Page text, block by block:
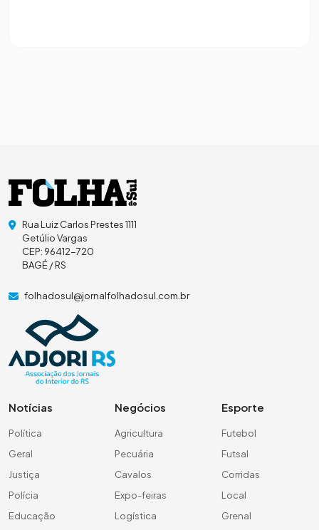
Rua Luiz Carlos Prestes 1111
Getúlio Vargas
CEP: 96412-720
BAGÉ / RS
folhadosul@jornalfolhadosul.com.br
Notícias
Política
Geral
Justiça
Polícia
Educação
Negócios
Agricultura
Pecuária
Cavalos
Expo-feiras
Logística
Esporte
Futebol
Futsal
Corridas
Local
Grenal